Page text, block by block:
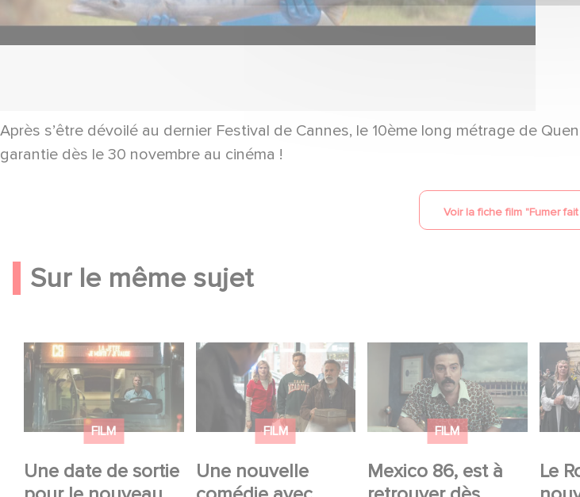
Après s’être dévoilé au dernier Festival de Cannes, le 10ème long métrage de
garantie dès le 30 novembre au cinéma !
Voir la fiche film "Fumer
Sur le même sujet
FILM
Une date de sortie
Une date de sortie
pour le nouveau film
de Franck Dubosc
FILM
Une nouvelle
Une nouvelle comédie
avec Baptiste
Lecaplain et José
Garcia en 2027 !
FILM
Mexico 86, est à
Mexico 86, est à
retrouver dès
maintenant sur Netflix
Le
Le